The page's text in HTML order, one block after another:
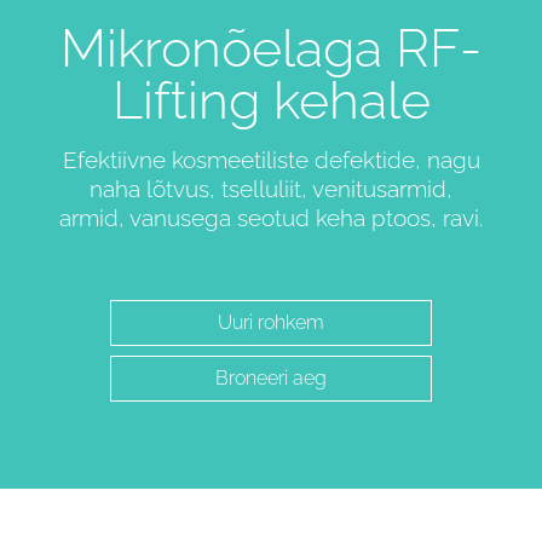
Mikronõelaga RF-
Lifting kehale
Efektiivne kosmeetiliste defektide, nagu
naha lõtvus, tselluliit, venitusarmid,
armid, vanusega seotud keha ptoos, ravi.
Uuri rohkem
Broneeri aeg